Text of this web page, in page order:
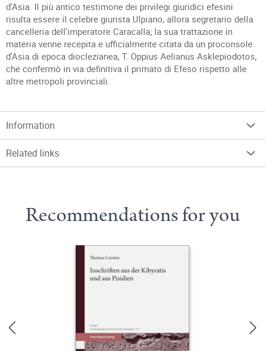
d'Asia. Il più antico testimone dei privilegi giuridici efesini
risulta essere il celebre giurista Ulpiano, allora segretario della
cancelleria dell'imperatore Caracalla; la sua trattazione in
materia venne recepita e ufficialmente citata da un proconsole
d'Asia di epoca dioclezianea, T. Oppius Aelianus Asklepiodotos,
che confermò in via definitiva il primato di Efeso rispetto alle
altre metropoli provinciali.
Information
Related links
Recommendations for you